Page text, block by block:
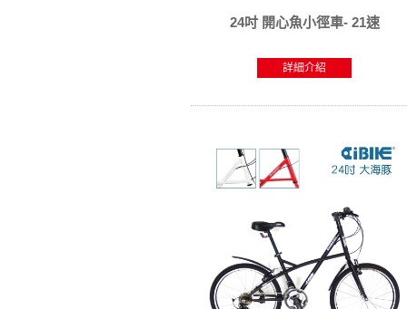
24吋 開心魚小徑車- 21速
詳細介紹